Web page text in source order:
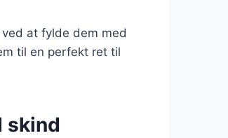
at fylde dem med
til en perfekt ret til
skind